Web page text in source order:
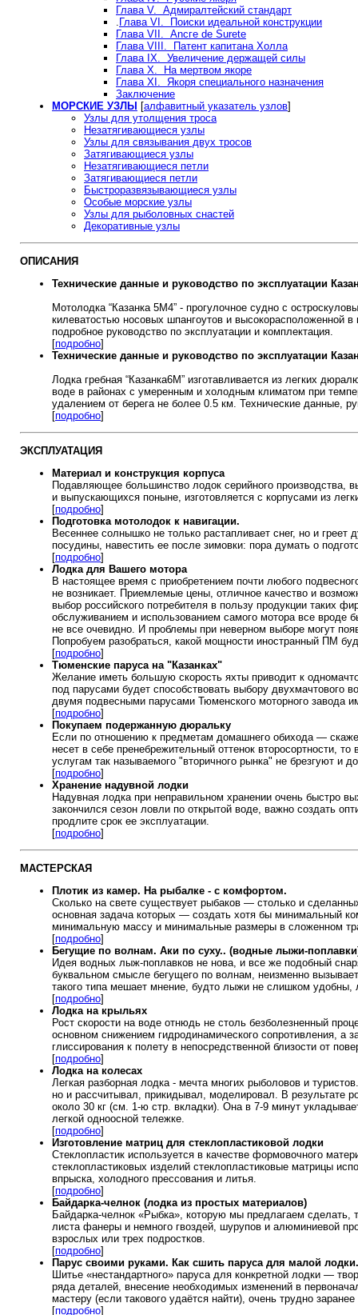
Глава V. Адмиралтейский стандарт
Глава VI. Поиски идеальной конструкции
Глава VII. Аnсге de Surete
Глава VIII. Патент капитана Холла
Глава IX. Увеличение держащей силы
Глава Х. На мертвом якоре
Глава XI. Якоря специального назначения
Заключение
МОРСКИЕ УЗЛЫ
[алфавитный указатель узлов]
Узлы для утолщения троса
Незатягивающиеся узлы
Узлы для связывания двух тросов
Затягивающиеся узлы
Незатягивающиеся петли
Затягивающиеся петли
Быстроразвязывающиеся узлы
Особые морские узлы
Узлы для рыболовных снастей
Декоративные узлы
ОПИСАНИЯ
Технические данные и руководство по эксплуатации
Мотолодка “Казанка 5М4” - прогулочное судно с
килеватостью носовых шпангоутов и высокорасположенной в
подробное руководство по эксплуатации и комплектация.
[подробно]
Технические данные и руководство по эксплуатации
Лодка гребная “Казанка6М” изготавливается из легких
воде в районах с умеренным и холодным климатом при
удалением от берега не более 0.5 км. Технические данные,
[подробно]
ЭКСПЛУАТАЦИЯ
Материал и конструкция корпуса
Подавляющее большинство лодок серийного производства,
и выпускающихся поныне, изготовляется с корпусами из
[подробно]
Подготовка мотолодок к навигации.
Весеннее солнышко не только растапливает снег, но и
посудины, навестить ее после зимовки: пора думать о
[подробно]
Лодка для Вашего мотора
В настоящее время с приобретением почти любого
не возникает. Приемлемые цены, отличное качество и
выбор российского потребителя в пользу продукции таких
обслуживанием и использованием самого мотора все вроде
не все очевидно. И проблемы при неверном выборе могут
Попробуем разобраться, какой мощности иностранный ПМ
[подробно]
Тюменские паруса на "Казанках"
Желание иметь большую скорость яхты приводит к
под парусами будет способствовать выбору двухмачтового
двумя подвесными парусами Тюменского моторного завода
[подробно]
Покупаем подержанную дюральку
Если по отношению к предметам домашнего обихода —
несет в себе пренебрежительный оттенок второсортности,
услугам так называемого "вторичного рынка" не брезгуют и
[подробно]
Хранение надувной лодки
Надувная лодка при неправильном хранении очень быстро
закончился сезон ловли по открытой воде, важно создать
продлите срок ее эксплуатации.
[подробно]
МАСТЕРСКАЯ
Плотик из камер. На рыбалке - с комфортом.
Сколько на свете существует рыбаков — столько и
основная задача которых — создать хотя бы минимальный
минимальную массу и минимальные размеры в сложенном
[подробно]
Бегущие по волнам. Аки по суху.. (водные лыжи-
Идея водных лыж-поплавков не нова, и все же подобный
буквальном смысле бегущего по волнам, неизменно
такого типа мешает мнение, будто лыжи не слишком
[подробно]
Лодка на крыльях
Рост скорости на воде отнюдь не столь безболезненный
основном снижением гидродинамического сопротивления, а
глиссирования к полету в непосредственной близости от
[подробно]
Лодка на колесах
Легкая разборная лодка - мечта многих рыболовов и
но и рассчитывал, прикидывал, моделировал. В результате
около 30 кг (см. 1-ю стр. вкладки). Она в 7-9 минут
легкой одноосной тележке.
[подробно]
Изготовление матриц для стеклопластиковой лодки
Стеклопластик используется в качестве формовочного
стеклопластиковых изделий стеклопластиковые матрицы
впрыска, холодного прессования и литья.
[подробно]
Байдарка-челнок (лодка из простых материалов)
Байдарка-челнок «Рыбка», которую мы предлагаем сделать,
листа фанеры и немного гвоздей, шурупов и алюминиевой
взрослых или трех подростков.
[подробно]
Парус своими руками. Как сшить паруса для малой лодки.
Шитье «нестандартного» паруса для конкретной лодки —
ряда деталей, внесение необходимых изменений в
мастеру (если такового удаётся найти), очень трудно
[подробно]